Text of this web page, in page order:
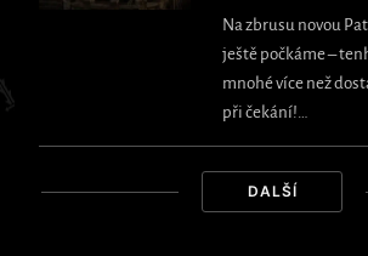
Na zbrusu novou
ještě počkáme –
mnohé více než
při čekání!…
DALŠÍ